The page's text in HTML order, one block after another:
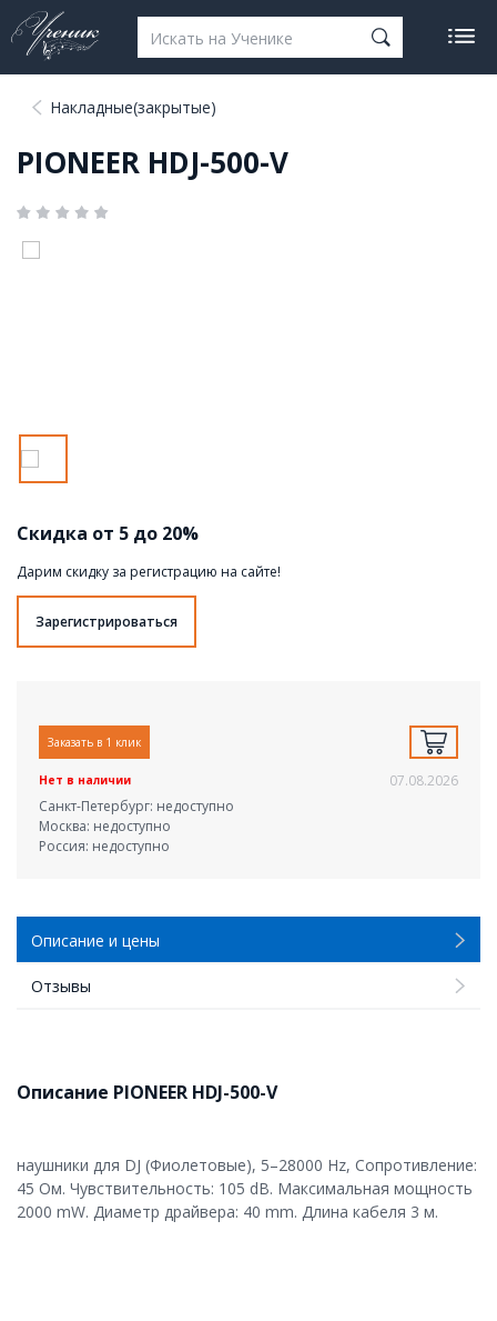
Накладные(закрытые)
PIONEER HDJ-500-V
Скидка от 5 до 20%
Дарим скидку за регистрацию на сайте!
Зарегистрироваться
Заказать в 1 клик
Нет в наличии
07.08.2026
Санкт-Петербург: недоступно
Москва: недоступно
Россия: недоступно
Описание и цены
Отзывы
Описание PIONEER HDJ-500-V
наушники для DJ (Фиолетовые), 5–28000 Hz, Сопротивление:
45 Ом. Чувствительность: 105 dB. Максимальная мощность
2000 mW. Диаметр драйвера: 40 mm. Длина кабеля 3 м.